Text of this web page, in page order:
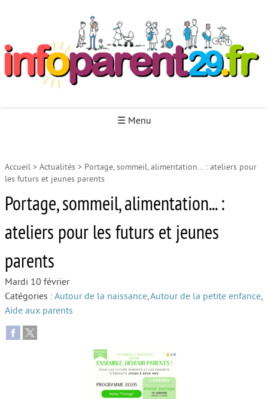
☰ Menu
Accueil
Autour de la petite enfance
Autour de l’enfance
Face au deuil
Sortir en famille
Accueil > Actualités > Portage, sommeil, alimentation... : ateliers pour
les futurs et jeunes parents
Portage, sommeil, alimentation... :
ateliers pour les futurs et jeunes
parents
Mardi 10 février
Catégories :Autour de la naissance,Autour de la petite enfance,
Aide aux parents